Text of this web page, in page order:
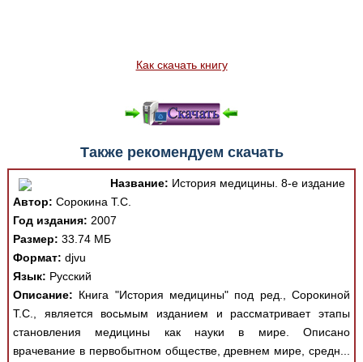
Как скачать книгу
Также рекомендуем скачать
Название: История медицины. 8-е издание
Автор: Сорокина Т.С.
Год издания: 2007
Размер: 33.74 МБ
Формат: djvu
Язык: Русский
Описание: Книга "История медицины" под ред., Сорокиной
Т.С., является восьмым изданием и рассматривает этапы
становления медицины как науки в мире. Описано
врачевание в первобытном обществе, древнем мире, средн...